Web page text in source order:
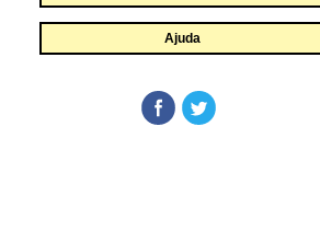
Ajuda